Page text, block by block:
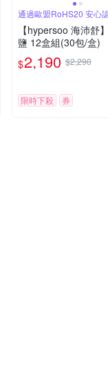
通過歐盟RoHS20 安心
【hypersoo 海沛舒
鹽 12盒組(30包/盒)
$2,190 $2,290
限時下殺 券